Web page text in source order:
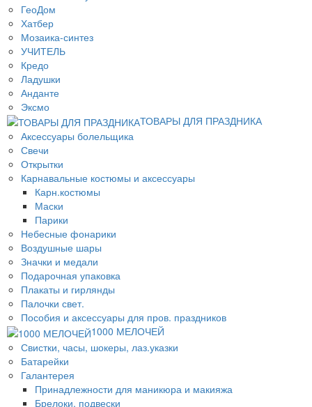
ГеоДом
Хатбер
Мозаика-синтез
УЧИТЕЛЬ
Кредо
Ладушки
Анданте
Эксмо
ТОВАРЫ ДЛЯ ПРАЗДНИКА
Аксессуары болельщика
Свечи
Открытки
Карнавальные костюмы и аксессуары
Карн.костюмы
Маски
Парики
Небесные фонарики
Воздушные шары
Значки и медали
Подарочная упаковка
Плакаты и гирлянды
Палочки свет.
Пособия и аксессуары для пров. праздников
1000 МЕЛОЧЕЙ
Свистки, часы, шокеры, лаз.указки
Батарейки
Галантерея
Принадлежности для маникюра и макияжа
Брелоки, подвески